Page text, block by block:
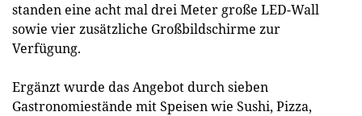
standen eine acht mal drei Meter große LED-Wall
sowie vier zusätzliche Großbildschirme zur
Verfügung.
Ergänzt wurde das Angebot durch sieben
Gastronomiestände mit Speisen wie Sushi, Pizza,